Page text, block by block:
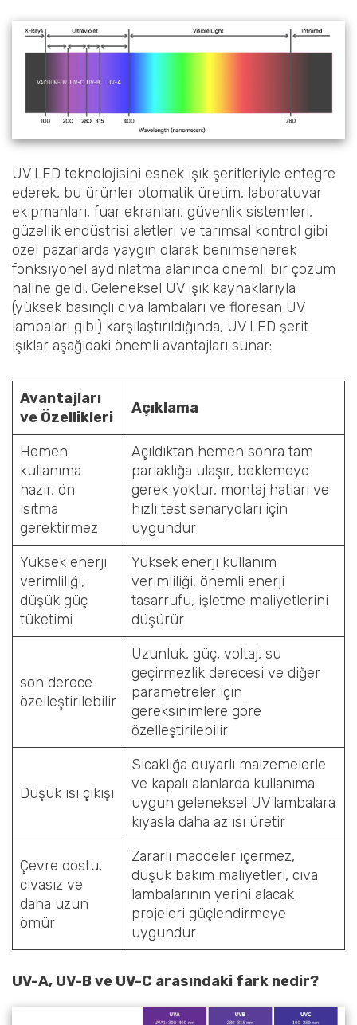
UV LED teknolojisini esnek ışık şeritleriyle entegre
ederek, bu ürünler otomatik üretim, laboratuvar
ekipmanları, fuar ekranları, güvenlik sistemleri,
güzellik endüstrisi aletleri ve tarımsal kontrol gibi
özel pazarlarda yaygın olarak benimsenerek
fonksiyonel aydınlatma alanında önemli bir çözüm
haline geldi. Geleneksel UV ışık kaynaklarıyla
(yüksek basınçlı cıva lambaları ve floresan UV
lambaları gibi) karşılaştırıldığında, UV LED şerit
ışıklar aşağıdaki önemli avantajları sunar:
Avantajları
ve Özellikleri
Açıklama
Hemen
kullanıma
hazır, ön
ısıtma
gerektirmez
Açıldıktan hemen sonra tam
parlaklığa ulaşır, beklemeye
gerek yoktur, montaj hatları ve
hızlı test senaryoları için
uygundur
Yüksek enerji
verimliliği,
düşük güç
tüketimi
Yüksek enerji kullanım
verimliliği, önemli enerji
tasarrufu, işletme maliyetlerini
düşürür
son derece
özelleştirilebilir
Uzunluk, güç, voltaj, su
geçirmezlik derecesi ve diğer
parametreler için
gereksinimlere göre
özelleştirilebilir
Düşük ısı çıkışı
Sıcaklığa duyarlı malzemelerle
ve kapalı alanlarda kullanıma
uygun geleneksel UV lambalara
kıyasla daha az ısı üretir
Çevre dostu,
cıvasız ve
daha uzun
ömür
Zararlı maddeler içermez,
düşük bakım maliyetleri, cıva
lambalarının yerini alacak
projeleri güçlendirmeye
uygundur
UV-A, UV-B ve UV-C arasındaki fark nedir?